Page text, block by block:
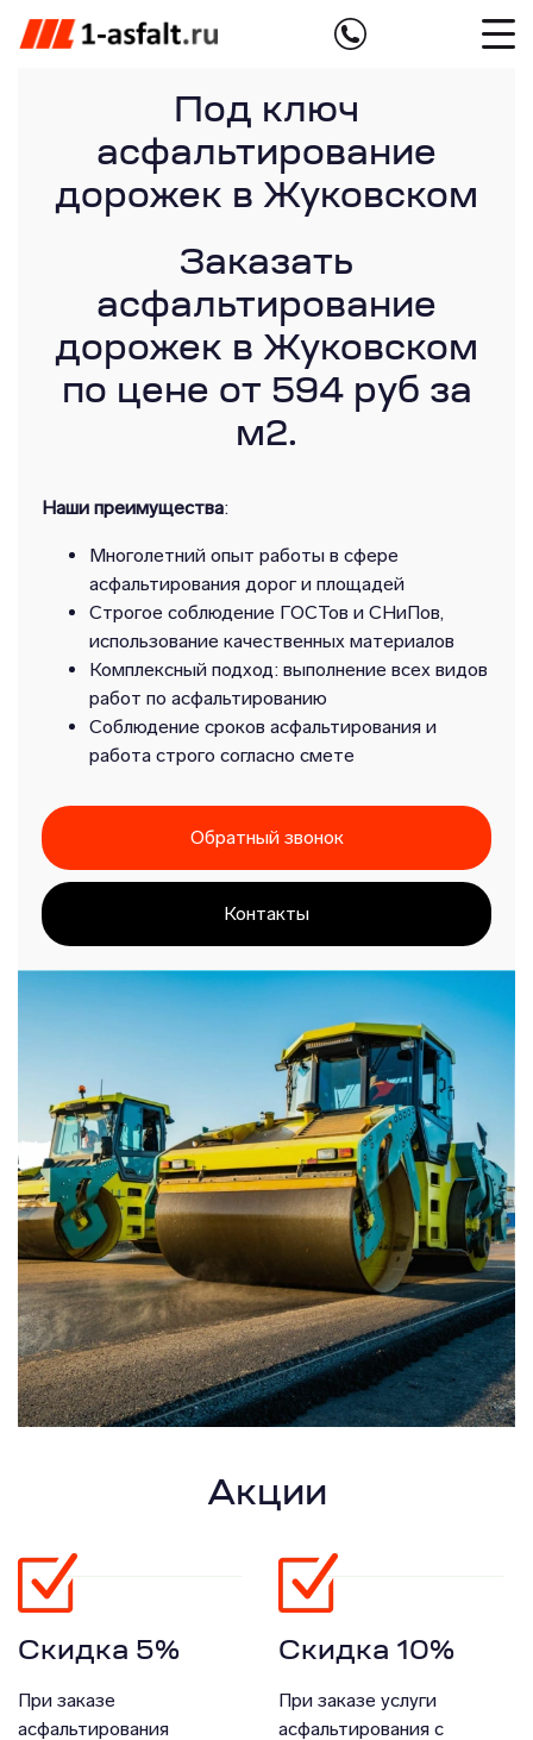
Под ключ
асфальтирование
дорожек в Жуковском
Заказать
асфальтирование
дорожек в Жуковском
по цене от 594 руб за
м2.
Наши преимущества:
Многолетний опыт работы в сфере
асфальтирования дорог и площадей
Строгое соблюдение ГОСТов и СНиПов,
использование качественных материалов
Комплексный подход: выполнение всех видов
работ по асфальтированию
Соблюдение сроков асфальтирования и
работа строго согласно смете
Обратный звонок
Контакты
Акции
Скидка 5%
При заказе
асфальтирования
Скидка 10%
При заказе услуги
асфальтирования с